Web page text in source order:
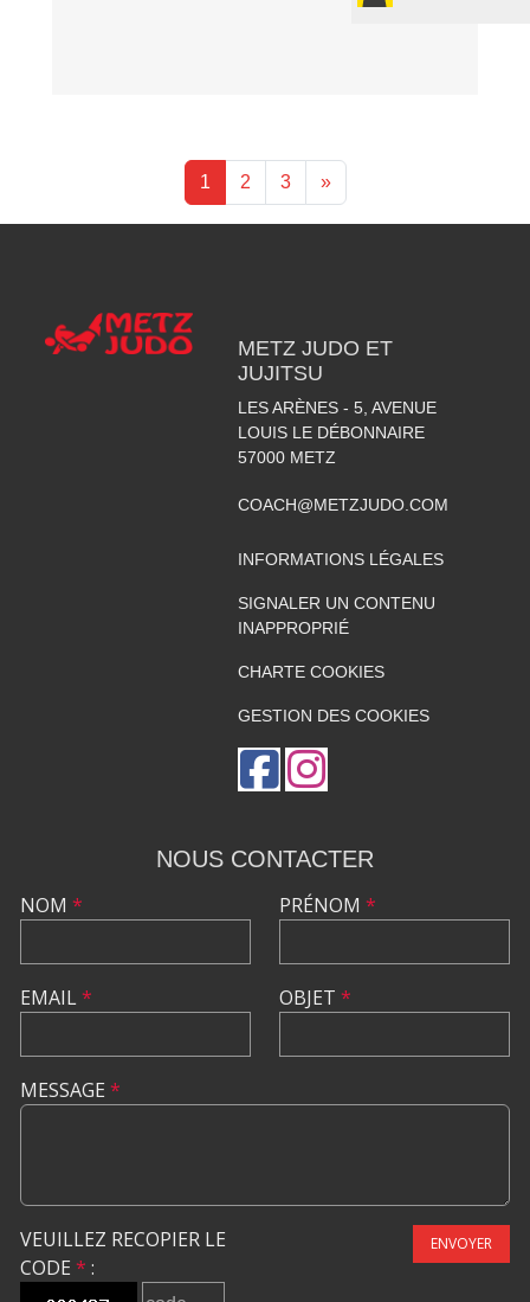
1 2 3 »
METZ JUDO ET
JUJITSU
LES ARÈNES - 5, AVENUE
LOUIS LE DÉBONNAIRE
57000 METZ
COACH@METZJUDO.COM
INFORMATIONS LÉGALES
SIGNALER UN CONTENU
INAPPROPRIÉ
CHARTE COOKIES
GESTION DES COOKIES
NOUS CONTACTER
NOM *
EMAIL*
PRÉNOM *
OBJET *
MESSAGE *
VEUILLEZ RECOPIER LE
CODE * :
ENVOYER